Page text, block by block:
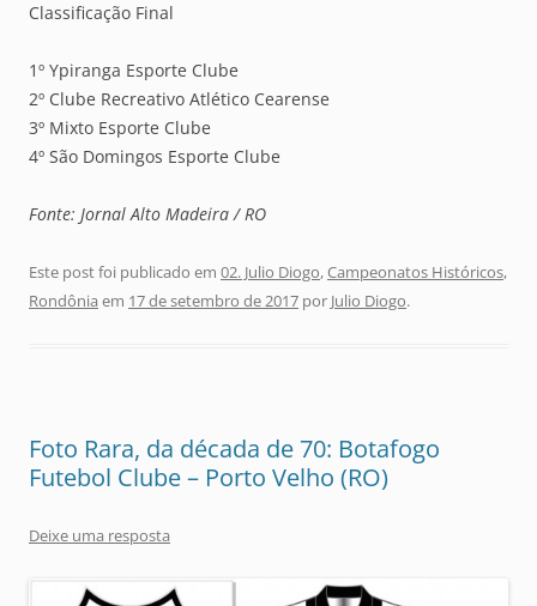
Classificação Final
1º Ypiranga Esporte Clube
2º Clube Recreativo Atlético Cearense
3º Mixto Esporte Clube
4º São Domingos Esporte Clube
Fonte: Jornal Alto Madeira / RO
Este post foi publicado em 02. Julio Diogo,Campeonatos Históricos,
Rondônia em 17 de setembro de 2017 por Julio Diogo.
Foto Rara, da década de 70: Botafogo
Futebol Clube – Porto Velho (RO)
Deixe uma resposta